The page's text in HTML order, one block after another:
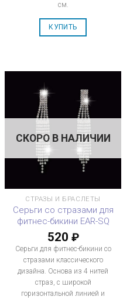
см.
КУПИТЬ
СКОРО В НАЛИЧИИ
СТРАЗЫ И БРАСЛЕТЫ
Серьги со стразами для
фитнес-бикини EAR-SQ
520 ₽
Серьги для фитнес-бикини со
стразами классического
дизайна. Основа из 4 нитей
страз, с широкой
горизонтальной линией и